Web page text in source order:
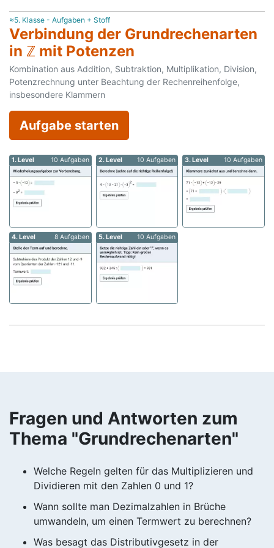
≈5. Klasse - Aufgaben + Stoff
Verbindung der Grundrechenarten
in ℤ mit Potenzen
Kombination aus Addition, Subtraktion, Multiplikation, Division,
Potenzrechnung unter Beachtung der Rechenreihenfolge,
insbesondere Klammern
Aufgabe starten
1. Level 10 Aufgaben 2. Level 10 Aufgaben 3. Level 10 Aufgaben
4. Level 8 Aufgaben 5. Level 10 Aufgaben
Fragen und Antworten zum
Thema "Grundrechenarten"
Welche Regeln gelten für das Multiplizieren und
Dividieren mit den Zahlen 0 und 1?
Wann sollte man Dezimalzahlen in Brüche
umwandeln, um einen Termwert zu berechnen?
Was besagt das Distributivgesetz in der